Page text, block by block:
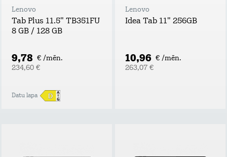
Lenovo
Tab Plus 11.5" TB351FU
8 GB / 128 GB
9,78 € /mēn.
234,60 €
Datu lapa
Lenovo
Idea Tab 11" 256GB
10,96 € /mēn.
263,07 €